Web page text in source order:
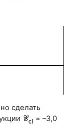
сделать
= –3,0